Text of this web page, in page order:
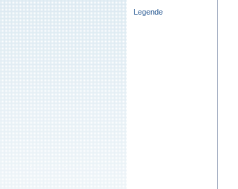
Legende